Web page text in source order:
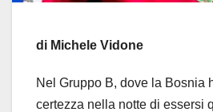
di Michele Vidone
Nel Gruppo B, dove la Bosnia
certezza nella notte di essersi